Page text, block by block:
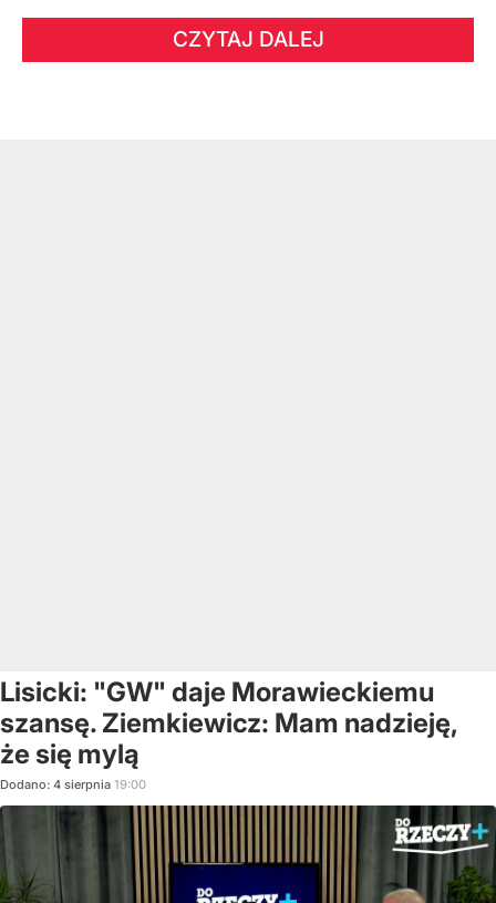
CZYTAJ DALEJ
Lisicki: "GW" daje Morawieckiemu
szansę. Ziemkiewicz: Mam nadzieję,
że się mylą
Dodano: 4 sierpnia 19:00